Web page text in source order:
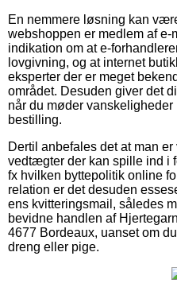
En nemmere løsning kan
webshoppen er medlem af
indikation om at e-
lovgivning, og at internet
eksperter der er meget
området. Desuden giver det
når du møder
bestilling.
Dertil anbefales det at man
vedtægter der kan spille ind i
fx hvilken byttepolitik online
relation er det desuden
ens kvitteringsmail, således
bevidne handlen af
4677 Bordeaux, uanset om
dreng eller pige.